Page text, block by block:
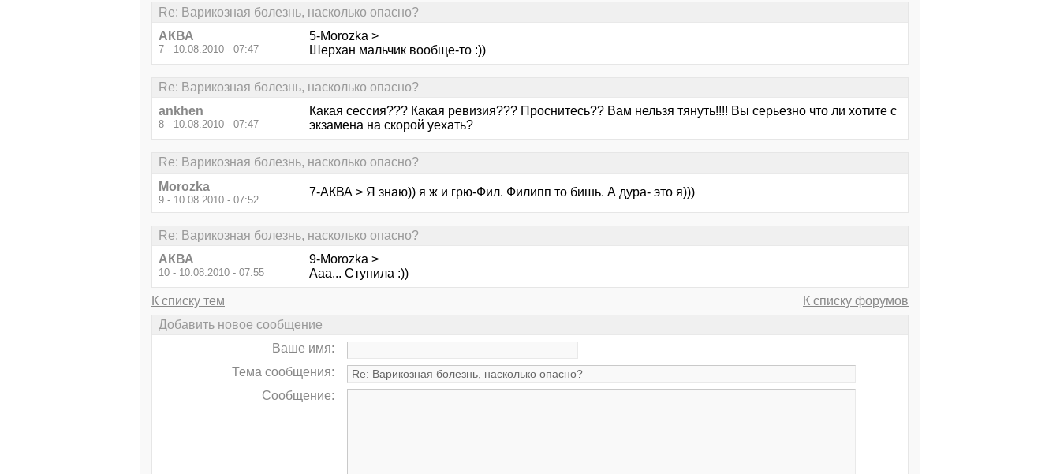
Re: Варикозная болезнь, насколько опасно?
АКВА
7 - 10.08.2010 - 07:47
5-Morozka >
Шерхан мальчик вообще-то :))
Re: Варикозная болезнь, насколько опасно?
ankhen
8 - 10.08.2010 - 07:47
Какая сессия??? Какая ревизия??? Проснитесь?? Вам нельзя тянуть!!!! Вы серьезно что ли хотите с
экзамена на скорой уехать?
Re: Варикозная болезнь, насколько опасно?
Morozka
9 - 10.08.2010 - 07:52
7-АКВА > Я знаю)) я ж и грю-Фил. Филипп то бишь. А дура- это я)))
Re: Варикозная болезнь, насколько опасно?
АКВА
10 - 10.08.2010 - 07:55
9-Morozka >
Ааа... Ступила :))
К списку тем
К списку форумов
Добавить новое сообщение
Ваше имя:
Тема сообщения:
Сообщение: